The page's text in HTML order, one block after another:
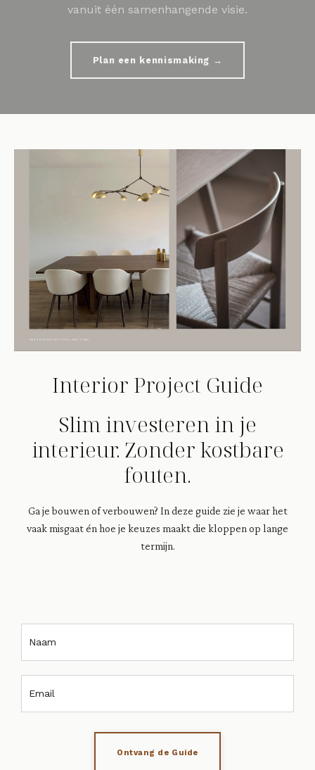
vanuit één samenhangende visie.
Plan een kennismaking →
Interior Project Guide
Slim investeren in je
interieur. Zonder kostbare
fouten.
Ga je bouwen of verbouwen? In deze guide zie je waar het
vaak misgaat én hoe je keuzes maakt die kloppen op lange
termijn.
Ontvang de Guide